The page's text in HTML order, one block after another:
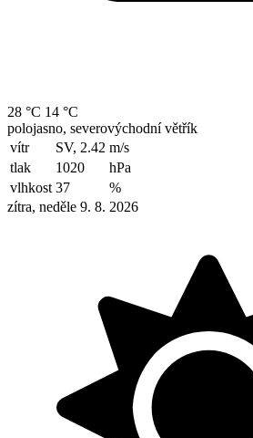
28 °C 14 °C
polojasno, severovýchodní větřík
vítr
SV, 2.42 m/s
tlak
1020
hPa
vlhkost 37
%
zítra, neděle 9. 8. 2026